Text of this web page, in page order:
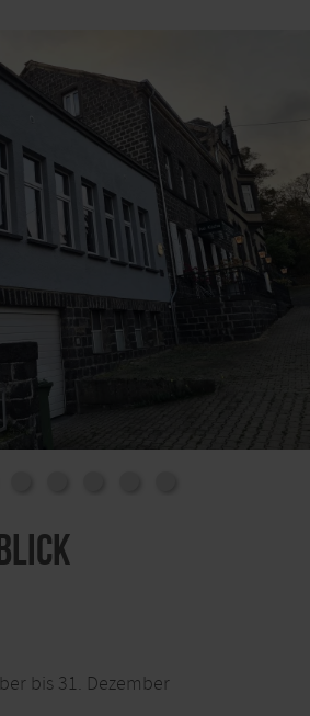
bis 31. Dezember